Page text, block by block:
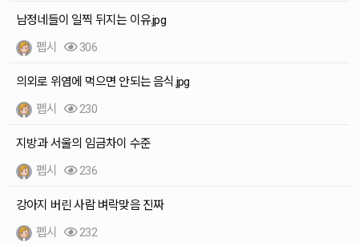
남정네들이 일찍 뒤지는 이유.jpg
펩시
306
의외로 위염에 먹으면 안되는 음식.jpg
펩시
230
지방과 서울의 임금차이 수준
펩시
236
강아지 버린 사람 벼락맞음 진짜
펩시
232